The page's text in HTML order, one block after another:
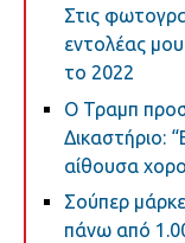
Στις
εντολέας μου
το 2022
Ο Τραμπ
Δικαστήριο:
αίθουσα
Σούπερ
πάνω από